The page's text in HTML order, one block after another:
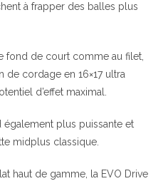
à frapper des balles plus
fond de court comme au filet,
de cordage en 16×17 ultra
d’effet maximal.
également plus puissante et
midplus classique.
haut de gamme, la EVO Drive